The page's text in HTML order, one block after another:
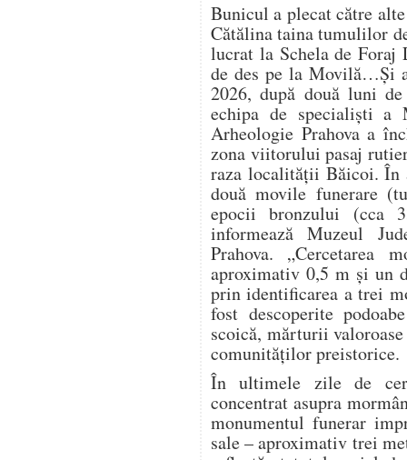
Bunicul a plecat către
Cătălina taina tumulilor
lucrat la Schela de
de des pe la Movilă…Și
2026, după două luni
echipa de specialiști a
Arheologie Prahova a
zona viitorului pasaj
raza localității Băicoi. În
două movile funerare
epocii bronzului (cca
informează Muzeul
Prahova.
aproximativ 0,5 m și un
prin identificarea a trei
fost descoperite
scoică, mărturii
comunităților preistorice.
În ultimele zile de
concentrat asupra
monumentul funerar
sale – aproximativ trei